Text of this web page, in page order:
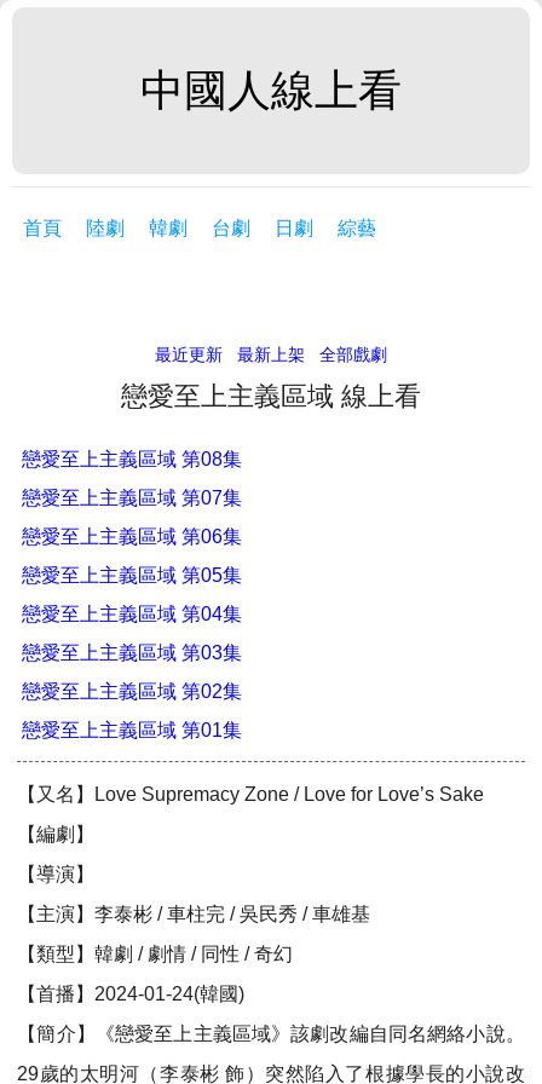
中國人線上看
首頁 陸劇 韓劇 台劇 日劇 綜藝
最近更新 最新上架 全部戲劇
戀愛至上主義區域 線上看
戀愛至上主義區域 第08集
戀愛至上主義區域 第07集
戀愛至上主義區域 第06集
戀愛至上主義區域 第05集
戀愛至上主義區域 第04集
戀愛至上主義區域 第03集
戀愛至上主義區域 第02集
戀愛至上主義區域 第01集
【又名】Love Supremacy Zone / Love for Love’s Sake
【編劇】
【導演】
【主演】李泰彬 / 車柱完 / 吳民秀 / 車雄基
【類型】韓劇 / 劇情 / 同性 / 奇幻
【首播】2024-01-24(韓國)
【簡介】《戀愛至上主義區域》該劇改編自同名網絡小說。
29歲的太明河（李泰彬 飾）突然陷入了根據學長的小說改